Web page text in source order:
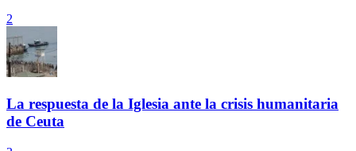
2
La respuesta de la Iglesia ante la crisis humanitaria
de Ceuta